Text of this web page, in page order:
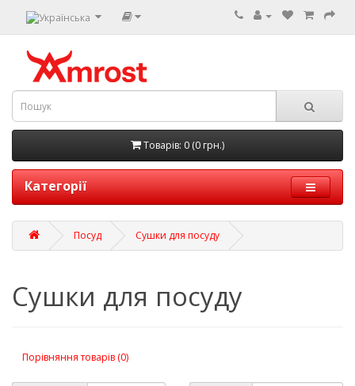
Товарів: 0 (0 грн.)
Категорії
Посуд Сушки для посуду
Сушки для посуду
Порівняння товарів (0)